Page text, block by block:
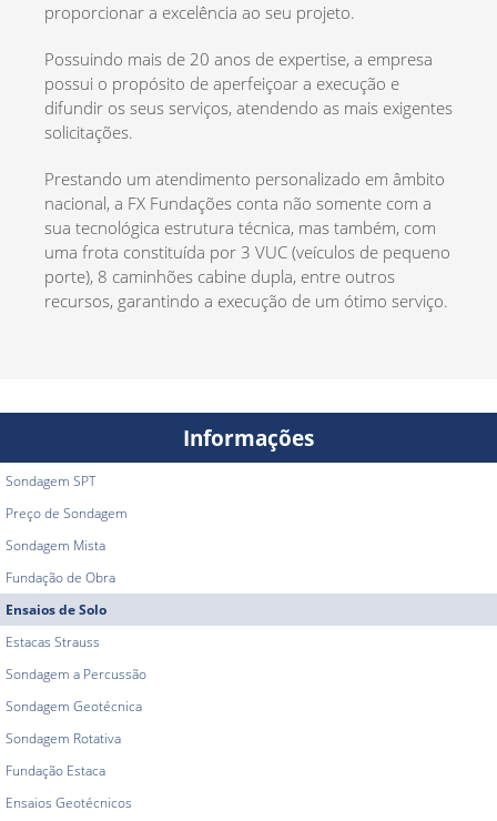
proporcionar a excelência ao seu projeto.
Possuindo mais de 20 anos de expertise, a empresa
possui o propósito de aperfeiçoar a execução e
difundir os seus serviços, atendendo as mais exigentes
solicitações.
Prestando um atendimento personalizado em âmbito
nacional, a FX Fundações conta não somente com a
sua tecnológica estrutura técnica, mas também, com
uma frota constituída por 3 VUC (veículos de pequeno
porte), 8 caminhões cabine dupla, entre outros
recursos, garantindo a execução de um ótimo serviço.
Informações
Sondagem SPT
Preço de Sondagem
Sondagem Mista
Fundação de Obra
Ensaios de Solo
Estacas Strauss
Sondagem a Percussão
Sondagem Geotécnica
Sondagem Rotativa
Fundação Estaca
Ensaios Geotécnicos